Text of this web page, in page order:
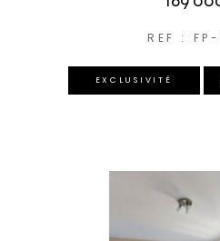
REF :
EXCLUSIVITÉ